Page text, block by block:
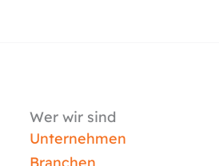
Wer wir sind
Unternehmen